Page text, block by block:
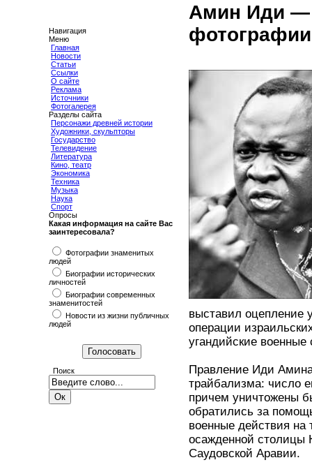
Навигация
Меню
Главная
Новости
Статьи
Ссылки
О сайте
Реклама
Источники
Фотогалерея
Разделы сайта
Персонажи древней истории
Художники, скульпторы
Государство
Телевидение
Литература
Кино, театр
Экономика
Техника
Музыка
Наука
Спорт
Опросы
Какая информация на сайте Вас
заинтересовала?
Фотографии знаменитых
людей
Биографии исторических
личностей
Биографии современных
знаменитостей
Новости из жизни публичных
людей
Поиск
Амин Иди —
выставил оцепление
операции
угандийские
Правление Иди
трайбализма: число
причем уничтожены
обратились за
военные действия на
осажденной
Саудовской Аравии.